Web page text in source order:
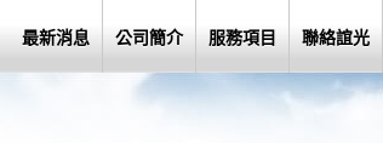
最新消息 公司簡介 服務項目 聯絡誼光